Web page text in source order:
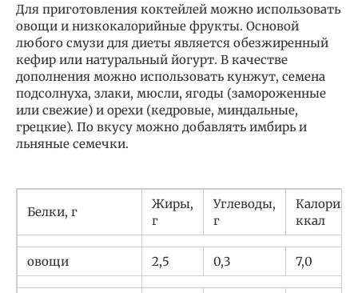
Для приготовления коктейлей можно использовать
овощи и низкокалорийные фрукты. Основой
любого смузи для диеты является обезжиренный
кефир или натуральный йогурт. В качестве
дополнения можно использовать кунжут, семена
подсолнуха, злаки, мюсли, ягоды (замороженные
или свежие) и орехи (кедровые, миндальные,
грецкие). По вкусу можно добавлять имбирь и
льняные семечки.
Белки, г
Жиры,
г
Углеводы,
г
Калории,
ккал
овощи 2,5 0,3 7,0